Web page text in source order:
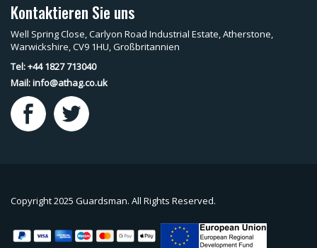
Kontaktieren Sie uns
Well Spring Close, Carlyon Road Industrial Estate, Atherstone,
Warwickshire, CV9 1HU, Großbritannien
Tel: +44 1827 713040
Mail:info@athag.co.uk
Copyright 2025 Guardsman. All Rights Reserved.